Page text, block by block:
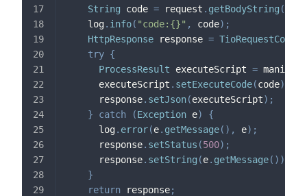
String code = request . getBodyString (
    log
. info( "code:{}" , code) ;
HttpResponse response =
try {
ProcessResult executeScript =
      executeScript
. setExecuteCode(code)
      response
. setJson(executeScript) ;
}
catch (Exception e)
{
      log
. error(e. getMessage( ) , e) ;
      response
. setStatus (500) ;
      response
. setString (e. getMessage( ) )
}
return response;